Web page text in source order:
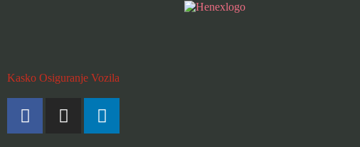
Kasko Osiguranje Vozila